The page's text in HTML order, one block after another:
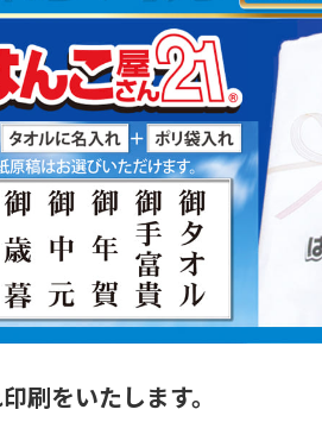
刷をいたします。